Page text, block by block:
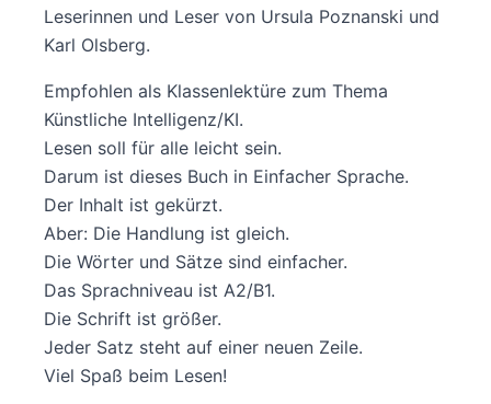
Leserinnen und Leser von Ursula Poznanski und
Karl Olsberg.
Empfohlen als Klassenlektüre zum Thema
Künstliche Intelligenz/KI.
Lesen soll für alle leicht sein.
Darum ist dieses Buch in Einfacher Sprache.
Der Inhalt ist gekürzt.
Aber: Die Handlung ist gleich.
Die Wörter und Sätze sind einfacher.
Das Sprachniveau ist A2/B1.
Die Schrift ist größer.
Jeder Satz steht auf einer neuen Zeile.
Viel Spaß beim Lesen!